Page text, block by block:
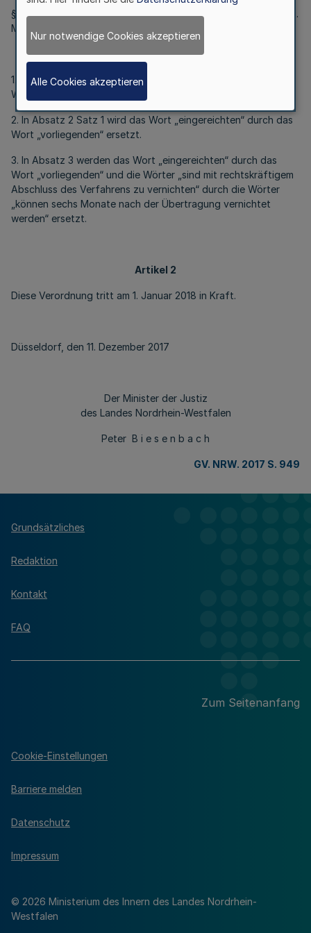
§ 3 der eAkten-Verordnung Verwaltungsgerichtsbarkeit vom 9.
März 2017 (
1. In Absatz 1 Satz 1 wird das Wort „eingereicht“ durch das
Wort „genommen“ ersetzt.
2. In Absatz 2 Satz 1 wird das Wort „eingereichten“ durch das
Wort „vorliegenden“ ersetzt.
3. In Absatz 3 werden das Wort „eingereichten“ durch das
Wort „vorliegenden“ und die Wörter „sind mit rechtskräftigem
Abschluss des Verfahrens zu vernichten“ durch die Wörter
„können sechs Monate nach der Übertragung vernichtet
werden“ ersetzt.
Artikel 2
Diese Verordnung tritt am 1. Januar 2018 in Kraft.
Düsseldorf, den 11. Dezember 2017
Der Minister der Justiz
des Landes Nordrhein-Westfalen
Peter B i e s e n b a c h
GV. NRW. 2017 S. 949
Grundsätzliches
Redaktion
Kontakt
FAQ
Zum Seitenanfang
© 2026 Ministerium des Innern des Landes Nordrhein-
Westfalen
Cookie-Einstellungen
Barriere melden
Datenschutz
Impressum
Nur notwendige Cookies akzeptieren
Alle Cookies akzeptieren